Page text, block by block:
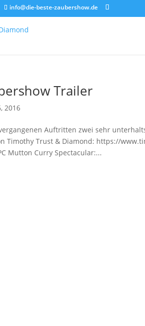
info@die-beste-zaubershow.de
Trailer
2016
Auftritten zwei sehr
Timothy Trust & Diamond: https://
Mutton Curry Spectacular:...